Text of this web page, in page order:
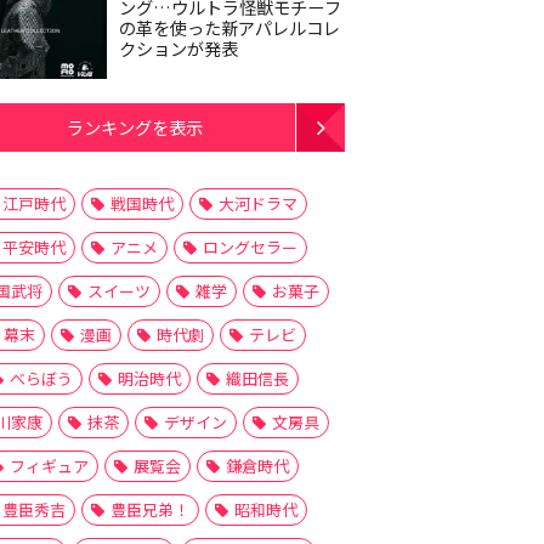
ング…ウルトラ怪獣モチーフ
の革を使った新アパレルコレ
クションが発表
ランキングを表示
江戸時代 戦国時代
大河ドラマ
平安時代
アニメ
ロングセラー
武将
スイーツ 雑学
お菓子
幕末
漫画 時代劇
テレビ
べらぼう
明治時代
織田信長
家康
抹茶 デザイン
文房具
フィギュア
展覧会
鎌倉時代
豊臣秀吉
豊臣兄弟！
昭和時代